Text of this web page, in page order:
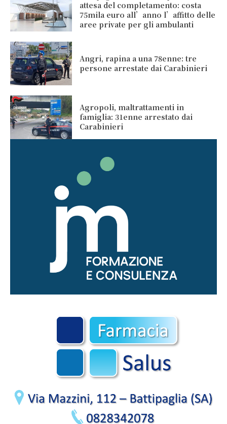
attesa del completamento: costa
75mila euro all’anno l’affitto delle
aree private per gli ambulanti
Angri, rapina a una 78enne: tre
persone arrestate dai Carabinieri
Agropoli, maltrattamenti in
famiglia: 31enne arrestato dai
Carabinieri